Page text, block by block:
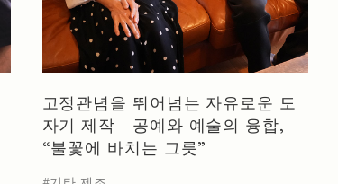
고정관념을 뛰어넘는 자유로운 도
자기 제작 공예와 예술의 융합,
“불꽃에 바치는 그릇”